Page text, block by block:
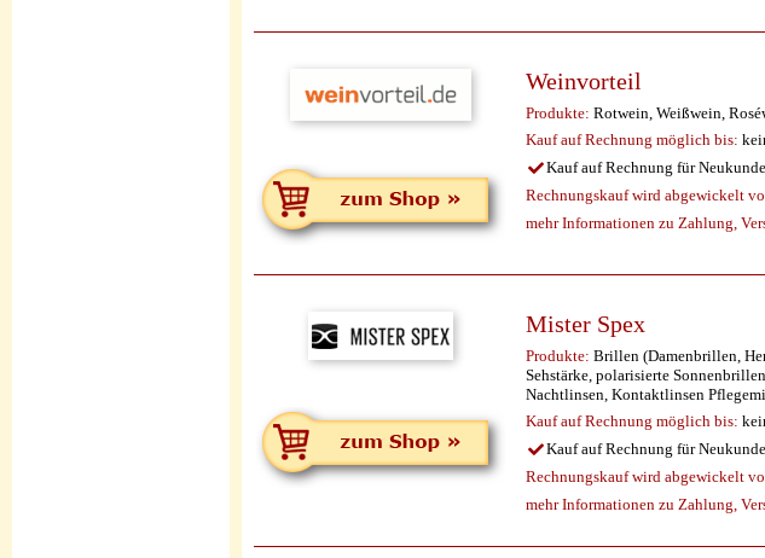
Weinvorteil
Produkte: Rotwein, Weißwein,
Kauf auf Rechnung möglich bis:
Kauf auf Rechnung für
Rechnungskauf wird abgewickelt
mehr Informationen zu Zahlung,
Mister Spex
Produkte: Brillen (Damenbrillen,
Sehstärke, polarisierte
Nachtlinsen, Kontaktlinsen
Kauf auf Rechnung möglich bis:
Kauf auf Rechnung für
Rechnungskauf wird abgewickelt
mehr Informationen zu Zahlung,